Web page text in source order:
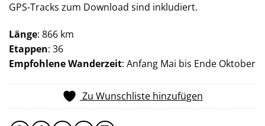
GPS-Tracks zum Download sind inkludiert.
Länge: 866 km
Etappen: 36
Empfohlene Wanderzeit: Anfang Mai bis Ende Oktober
Zu Wunschliste hinzufügen